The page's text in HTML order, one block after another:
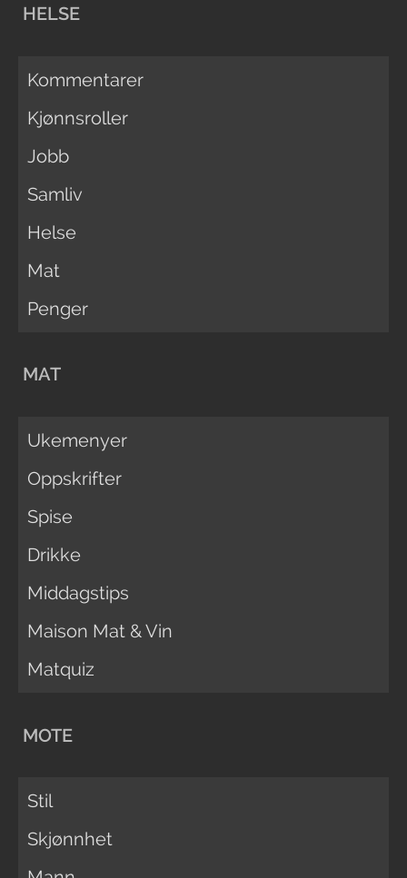
HELSE
Kommentarer
Kjønnsroller
Jobb
Samliv
Helse
Mat
Penger
MAT
Ukemenyer
Oppskrifter
Spise
Drikke
Middagstips
Maison Mat & Vin
Matquiz
MOTE
Stil
Skjønnhet